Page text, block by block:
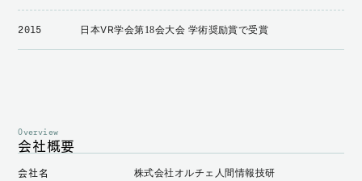
2015 日本VR学会第18会大会 学術奨励賞で受賞
会社概要
Overview
会社名
株式会社オルチェ人間情報技研